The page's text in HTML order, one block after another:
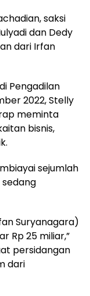
saksi
dan Dedy
dari Irfan
Pengadilan
2022, Stelly
meminta
bisnis,
sejumlah
Suryanagara)
Rp 25 miliar,”
persidangan
dari